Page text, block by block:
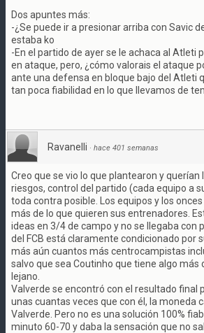
Dos apuntes más:
-¿Se puede ir a presionar arriba con Savic
estaba ko
-En el partido de ayer se le achaca al Atleti
en ataque, pero, ¿cómo valorais el ataque
ante una defensa en bloque bajo del Atleti
tan poca fiabilidad en lo que llevamos de
Ravanelli · hace 401 semanas
Creo que se vio lo que plantearon y querían
riesgos, control del partido (cada equipo a
toda contra posible. Los equipos y los
más de lo que quieren sus entrenadores.
ideas en 3/4 de campo y no se llegaba con
del FCB está claramente condicionado por
más aún cuantos más centrocampistas
salvo que sea Coutinho que tiene algo más
lejano.
Valverde se encontró con el resultado final
unas cuantas veces que con él, la moneda
Valverde. Pero no es una solución 100%
minuto 60-70 y daba la sensación que no